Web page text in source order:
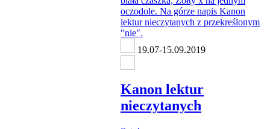
19.07-15.09.2019
Kanon lektur
nieczytanych